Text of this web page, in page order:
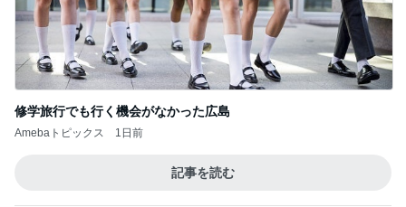
修学旅行でも行く機会がなかった広島
Amebaトピックス 1日前
記事を読む